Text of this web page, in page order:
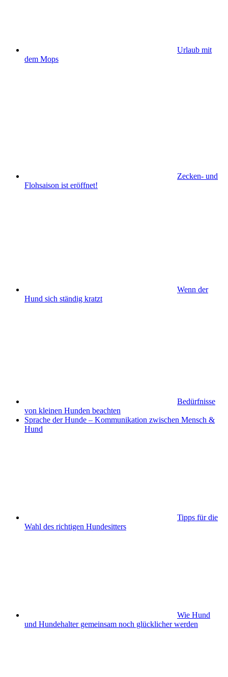
Urlaub mit
dem Mops
Zecken- und
Flohsaison ist eröffnet!
Wenn der
Hund sich ständig kratzt
Bedürfnisse
von kleinen Hunden beachten
Sprache der Hunde – Kommunikation zwischen Mensch &
Hund
Tipps für die
Wahl des richtigen Hundesitters
Wie Hund
und Hundehalter gemeinsam noch glücklicher werden